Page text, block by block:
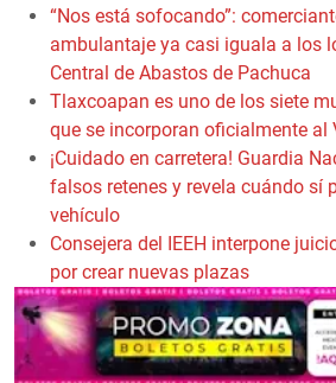
“Nos está sofocando”:
ambulantaje ya casi iguala a los
Central de Abastos de Pachuca
Tlaxcoapan es uno de los siete
que se incorporan oficialmente al
¡Cuidado en carretera! Guardia
falsos retenes y revela cuándo sí
vehículo
Consejera del IEEH interpone
por crear nuevas plazas